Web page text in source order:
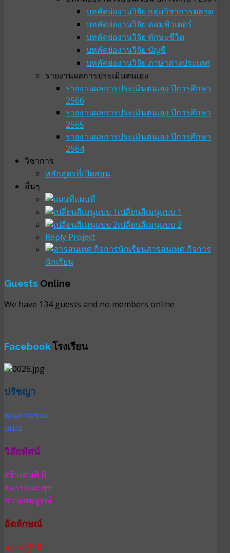
บทคัดย่องานวิจัย กลุ่มวิชาการตลาด
บทคัดย่องานวิจัย คอมพิวเตอร์
บทคัดย่องานวิจัย ทักษะชีวิต
บทคัดย่องานวิจัย บัญชี
บทคัดย่องานวิจัย ภาษาต่างประเทศ
รายงานผลการประเมินตนเอง
รายงานผลการประเมินตนเอง ปีการศึกษา
2566
รายงานผลการประเมินตนเอง ปีการศึกษา
2565
รายงานผลการประเมินตนเอง ปีการศึกษา
2564
วิชาการ
หลักสูตรที่เปิดสอน
อื่นๆ
แผนที่
เปลี่ยนสีเมนูแบบ 1
เปลี่ยนสีเมนูแบบ 2
Reply Project
สารสนเทศ กิจการ
นักเรียน
Guests Online
We have 134 guests and no members online
Facebookโรงเรียน
ปรัชญา
คุณภาพชนะ
เสมอ
วิสัยทัศน์
สร้างคนดี มี
สมรรถนะ สุข
ภาวะสมบูรณ์
อัตลักษณ์
ความรู้ดี มี